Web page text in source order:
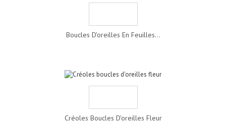
Boucles D'oreilles En Feuilles...
Créoles Boucles D'oreilles Fleur